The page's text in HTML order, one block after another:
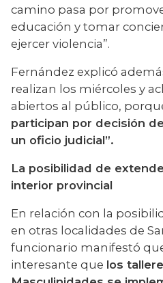
camino pasa por
educación y tomar
ejercer violencia”.
Fernández explicó
realizan los miércoles y
abiertos al público,
participan por decisión
un oficio judicial”.
La posibilidad de
interior provincial
En relación con la
en otras localidades de
funcionario manifestó
interesante que los